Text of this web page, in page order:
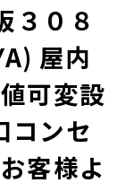
３０８
屋内
可変設
コンセ
客様よ